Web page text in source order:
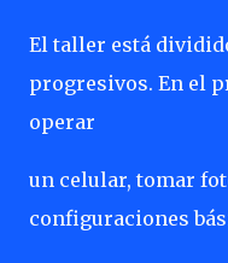
El taller está
progresivos. En el
operar
un celular, tomar
configuraciones